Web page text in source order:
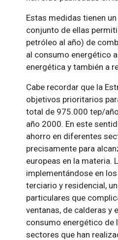
Estas medidas tienen
conjunto de ellas
petróleo al año) de
al consumo energético
energética y también a
Cabe recordar que la
objetivos prioritarios
total de 975.000 tep/
año 2000. En este
ahorro en diferentes
precisamente para
europeas en la materia.
implementándose en
terciario y residencial,
particulares que
ventanas, de calderas y
consumo energético de
sectores que han